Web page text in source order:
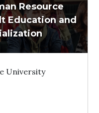
vấn Interlink
Resource
Education and
University